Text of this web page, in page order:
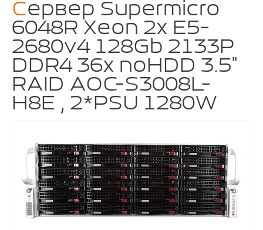
Сервер Supermicro
6048R Xeon 2x E5-
2680v4 128Gb 2133P
DDR4 36x noHDD 3.5"
RAID AOC-S3008L-
H8E , 2*PSU 1280W